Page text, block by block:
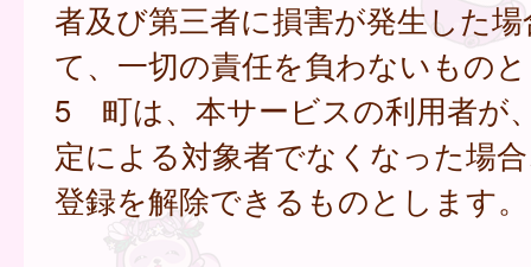
者及び第三者に損害が発生した
て、一切の責任を負わないもの
5 町は、本サービスの利用者が
定による対象者でなくなった場
登録を解除できるものとします。